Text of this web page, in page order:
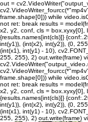
out =
frame.shape[0])) while
not ret: break results =
x2, y2, conf, cls = box.xyxy[0],
{results.names[int(cls)]}
int(y1)), (int(x2), int(y2)), (0,
(int(x1), int(y1) - 10),
255, 255), 2) out.write(frame)
frame.shape[0])) while
not ret: break results =
x2, y2, conf, cls = box.xyxy[0],
{results.names[int(cls)]}
int(y1)), (int(x2), int(y2)), (0,
(int(x1), int(y1) - 10),
255, 255), 2) out.write(frame)